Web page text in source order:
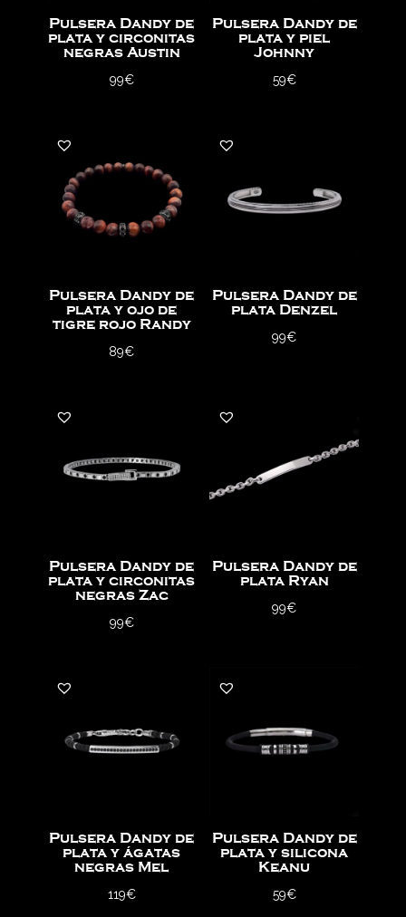
Pulsera Dandy de
plata y circonitas
negras Austin
99€
Pulsera Dandy de
plata y piel
Johnny
59€
Pulsera Dandy de
plata y ojo de
tigre rojo Randy
89€
Pulsera Dandy de
plata Denzel
99€
Pulsera Dandy de
plata y circonitas
negras Zac
99€
Pulsera Dandy de
plata Ryan
99€
Pulsera Dandy de
plata y ágatas
negras Mel
119€
Pulsera Dandy de
plata y silicona
Keanu
59€